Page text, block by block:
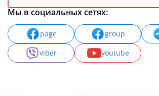
Мы в социальных сетях:
page group
viber
youtube